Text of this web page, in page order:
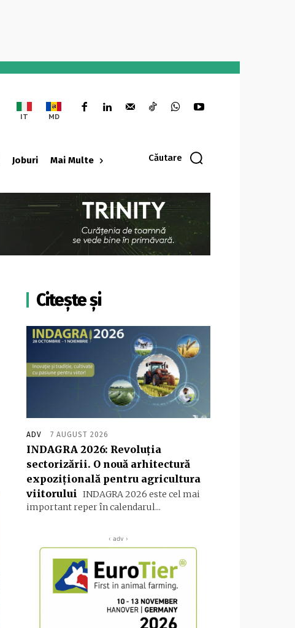
IT MD
Joburi Mai Multe Căutare
Citește și
ADV 7 AUGUST 2026
INDAGRA 2026: Revoluția
sectorizării. O nouă arhitectură
expozițională pentru agricultura
viitorului
INDAGRA 2026 este cel mai
important reper în calendarul...
‹ adv ›